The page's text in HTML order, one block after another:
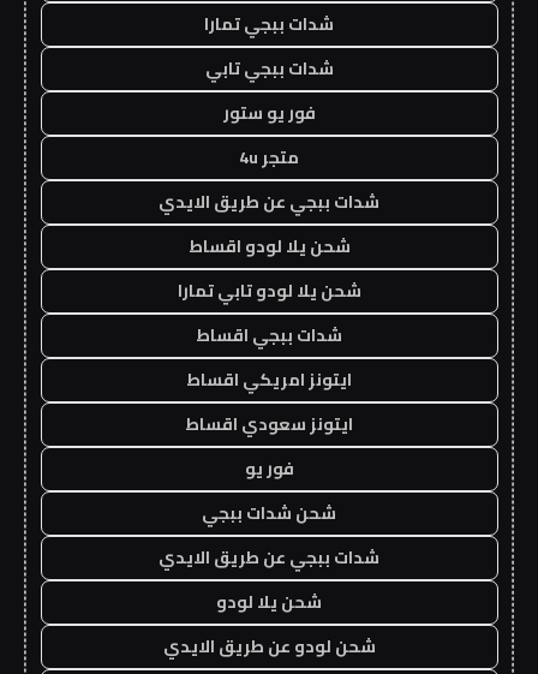
شدات ببجي تمارا
شدات ببجي تابي
فور يو ستور
متجر 4u
شدات ببجي عن طريق الايدي
شحن يلا لودو اقساط
شحن يلا لودو تابي تمارا
شدات ببجي اقساط
ايتونز امريكي اقساط
ايتونز سعودي اقساط
فور يو
شحن شدات ببجي
شدات ببجي عن طريق الايدي
شحن يلا لودو
شحن لودو عن طريق الايدي